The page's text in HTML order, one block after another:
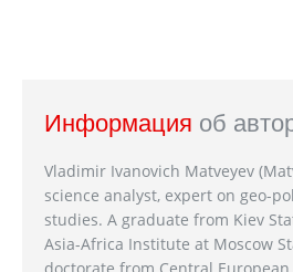
Информация об
Vladimir Ivanovich Matveyev
science analyst, expert on geo-
studies. A graduate from Kiev
Asia-Africa Institute at Moscow